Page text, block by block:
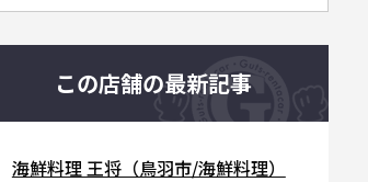
この店舗の最新記事
海鮮料理 王将（鳥羽市/海鮮料理）